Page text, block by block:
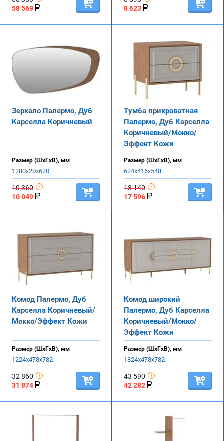
58 569
8 623
Зеркало Палермо, Дуб
Карселла Коричневый
Размер (ШхГхВ), мм
1280х20х620
10 360
10 049
Тумба прикроватная
Палермо, Дуб Карселла
Коричневый/Мокко/
Эффект Кожи
Размер (ШхГхВ), мм
624х416х548
18 140
17 596
Комод Палермо, Дуб
Карселла Коричневый/
Мокко/Эффект Кожи
Размер (ШхГхВ), мм
1224х478х782
32 860
31 874
Комод широкий
Палермо, Дуб Карселла
Коричневый/Мокко/
Эффект Кожи
Размер (ШхГхВ), мм
1824х478х782
43 590
42 282